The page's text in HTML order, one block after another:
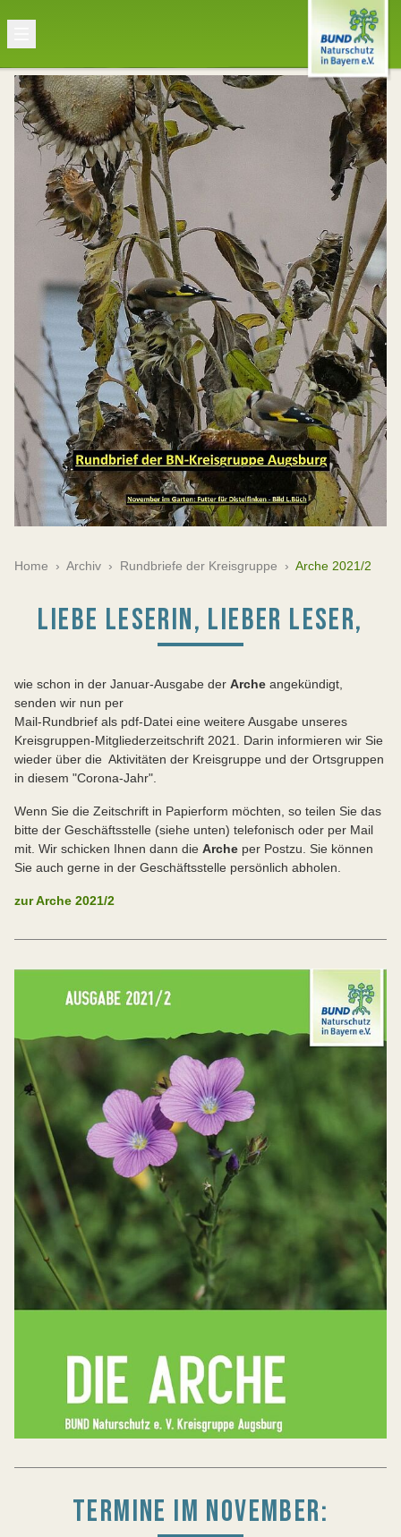
Home › Archiv › Rundbriefe der Kreisgruppe › Arche 2021/2
LIEBE LESERIN, LIEBER LESER,
wie schon in der Januar-Ausgabe der Arche angekündigt,
senden wir nun per
Mail-Rundbrief als pdf-Datei eine weitere Ausgabe unseres
Kreisgruppen-Mitgliederzeitschrift 2021. Darin informieren wir Sie
wieder über die Aktivitäten der Kreisgruppe und der Ortsgruppen
in diesem "Corona-Jahr".
Wenn Sie die Zeitschrift in Papierform möchten, so teilen Sie das
bitte der Geschäftsstelle (siehe unten) telefonisch oder per Mail
mit. Wir schicken Ihnen dann die Arche per Postzu. Sie können
Sie auch gerne in der Geschäftsstelle persönlich abholen.
zur Arche 2021/2
TERMINE IM NOVEMBER: